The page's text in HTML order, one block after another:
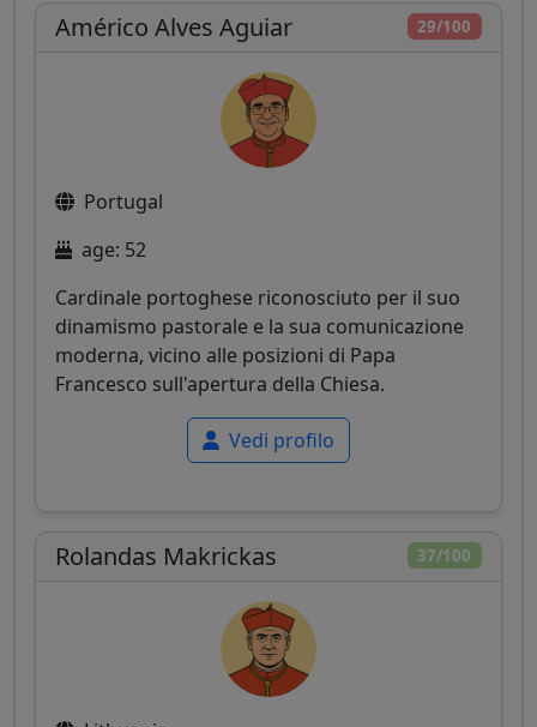
29/100
Américo Alves Aguiar
Portugal
age: 52
Cardinale portoghese riconosciuto per il suo
dinamismo pastorale e la sua comunicazione
moderna, vicino alle posizioni di Papa
Francesco sull'apertura della Chiesa.
Vedi profilo
37/100
Rolandas Makrickas